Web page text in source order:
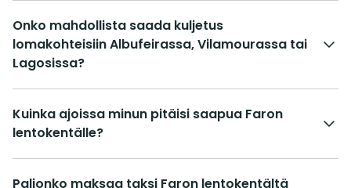
Onko mahdollista saada kuljetus
lomakohteisiin Albufeirassa, Vilamourassa tai
Lagosissa?
Kuinka ajoissa minun pitäisi saapua Faron
lentokentälle?
Paljonko maksaa taksi Faron lentokentältä